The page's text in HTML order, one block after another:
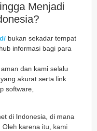
Menjadi
bukan sekadar tempat
informasi bagi para
dan kami selalu
akurat serta link
software,
di Indonesia, di mana
karena itu, kami